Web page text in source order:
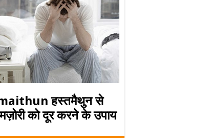
हस्तमैथुन से
को दूर करने के उपाय